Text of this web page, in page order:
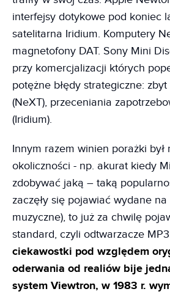
interfejsy dotykowe pod koniec
satelitarna Iridium. Komputery
magnetofony DAT. Sony Mini
przy komercjalizacji których
potężne błędy strategiczne:
(NeXT), przeceniania
(Iridium).
Innym razem winien porażki był
okoliczności - np. akurat kiedy
zdobywać jaką – taką
zaczęły się pojawiać wydane
muzyczne), to już za chwilę
standard, czyli odtwarzacze
ciekawostki pod względem
oderwania od realiów bije
system Viewtron, w 1983 r.